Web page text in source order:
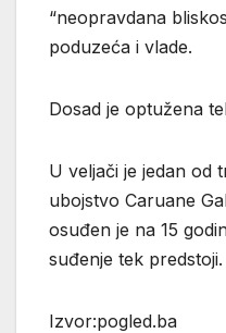
“neopravdana
poduzeća i vlade.
Dosad je optužena
U veljači je jedan od
ubojstvo Caruane
osuđen je na 15
suđenje tek predstoji.
Izvor:pogled.ba